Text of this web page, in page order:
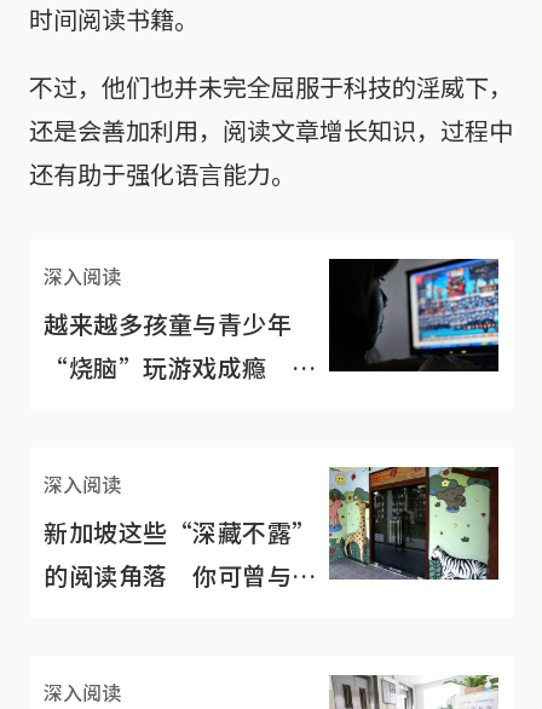
时间阅读书籍。
不过，他们也并未完全屈服于科技的淫威下，
还是会善加利用，阅读文章增长知识，过程中
还有助于强化语言能力。
深入阅读
越来越多孩童与青少年
“烧脑”玩游戏成瘾 引
深入阅读
新加坡这些“深藏不露”
的阅读角落 你可曾与之
深入阅读